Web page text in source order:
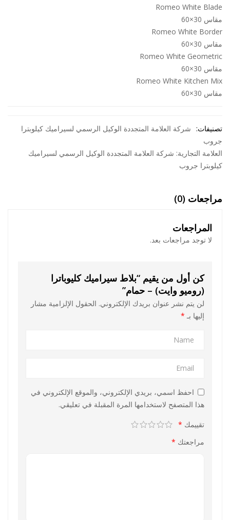
Romeo White Blade
مقاس 30×60
Romeo White Border
مقاس 30×60
Romeo White Geometric
مقاس 30×60
Romeo White Kitchen Mix
مقاس 30×60
تصنيفات: شركة العلامة المتجددة الوكيل الرسمي لسيراميك كيلوبترا
جروب
العلامة التجارية: شركة العلامة المتجددة الوكيل الرسمي لسيراميك
كيلوبترا جروب
مراجعات (0)
المراجعات
لا توجد مراجعات بعد.
كن أول من يقيم “بلاط سيراميك كليوباترا
(روميو وايت) – حمام”
لن يتم نشر عنوان بريدك الإلكتروني. الحقول الإلزامية مشار
إليها بـ *
احفظ اسمي، بريدي الإلكتروني، والموقع الإلكتروني في
هذا المتصفح لاستخدامها المرة المقبلة في تعليقي.
تقييمك *
مراجعتك *